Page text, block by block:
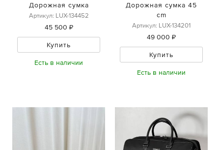
Дорожная сумка
Артикул: LUX-134452
45 500 ₽
Купить
Есть в наличии
Дорожная сумка 45
cm
Артикул: LUX-134201
49 000 ₽
Купить
Есть в наличии